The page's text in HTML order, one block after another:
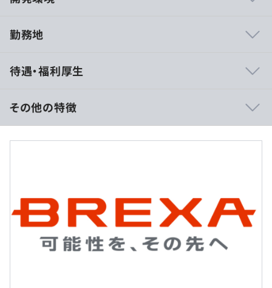
社員数15,086名（2021年9月末日現在）のうち、IT社員の
5G・人工知能・クラウド・ビックデータなど最先端の技
術も導入しており、活躍のフィールドも幅広いです。
得意領域は、基幹業務開発をコアとした高い品質と優れた
コストパフォーマンスです。
【事例1】
■概要
・大手通信キャリアの公式サイトや社内専用サイトなどで
使用されているFAQ機能
勤務地
待遇・福利厚生
想定年収：400万円～900万円
給与形態：月給制
1ヶ月分の固定残業手当に含まれる残業時間：35時間
1ヶ月分の固定残業手当に含まれる残業手当額：71,155円
～160,020円（超過分支給）
その他の特徴